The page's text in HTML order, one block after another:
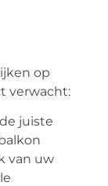
op
verwacht:
juiste
van uw